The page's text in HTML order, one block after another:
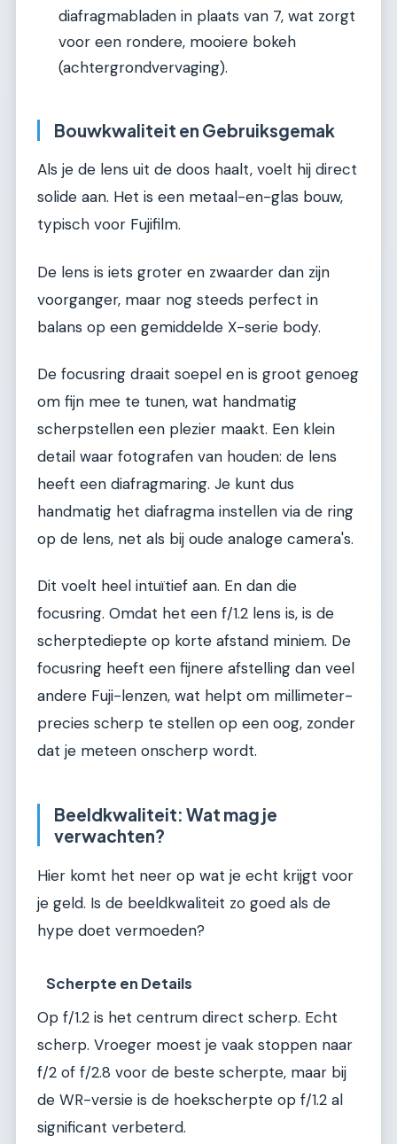
diafragmabladen in plaats van 7, wat zorgt
voor een rondere, mooiere bokeh
(achtergrondvervaging).
Bouwkwaliteit en Gebruiksgemak
Als je de lens uit de doos haalt, voelt hij direct
solide aan. Het is een metaal-en-glas bouw,
typisch voor Fujifilm.
De lens is iets groter en zwaarder dan zijn
voorganger, maar nog steeds perfect in
balans op een gemiddelde X-serie body.
De focusring draait soepel en is groot genoeg
om fijn mee te tunen, wat handmatig
scherpstellen een plezier maakt. Een klein
detail waar fotografen van houden: de lens
heeft een diafragmaring. Je kunt dus
handmatig het diafragma instellen via de ring
op de lens, net als bij oude analoge camera's.
Dit voelt heel intuïtief aan. En dan die
focusring. Omdat het een f/1.2 lens is, is de
scherptediepte op korte afstand miniem. De
focusring heeft een fijnere afstelling dan veel
andere Fuji-lenzen, wat helpt om millimeter-
precies scherp te stellen op een oog, zonder
dat je meteen onscherp wordt.
Beeldkwaliteit: Wat mag je
verwachten?
Hier komt het neer op wat je echt krijgt voor
je geld. Is de beeldkwaliteit zo goed als de
hype doet vermoeden?
Scherpte en Details
Op f/1.2 is het centrum direct scherp. Echt
scherp. Vroeger moest je vaak stoppen naar
f/2 of f/2.8 voor de beste scherpte, maar bij
de WR-versie is de hoekscherpte op f/1.2 al
significant verbeterd.